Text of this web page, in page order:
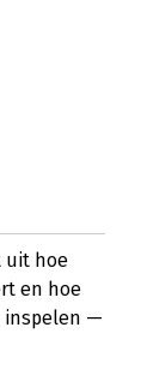
uit hoe
en hoe
inspelen —